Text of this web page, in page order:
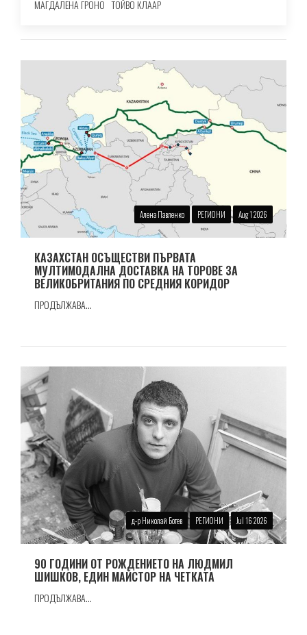
МАГДАЛЕНА ГРОНО ТОЙВО КЛААР
Алена Павленко РЕГИОНИ Aug 1 2026
КАЗАХСТАН ОСЪЩЕСТВИ ПЪРВАТА
МУЛТИМОДАЛНА ДОСТАВКА НА ТОРОВЕ ЗА
ВЕЛИКОБРИТАНИЯ ПО СРЕДНИЯ КОРИДОР
ПРОДЪЛЖАВА...
д-р Николай Ботев РЕГИОНИ Jul 16 2026
90 ГОДИНИ ОТ РОЖДЕНИЕТО НА ЛЮДМИЛ
ШИШКОВ, ЕДИН МАЙСТОР НА ЧЕТКАТА
ПРОДЪЛЖАВА...